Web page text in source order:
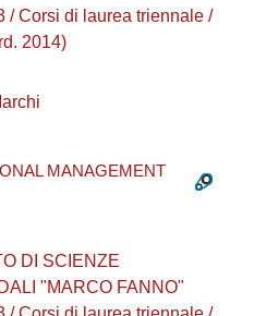
/ Corsi di laurea triennale /
2014)
MANAGEMENT
DI SCIENZE
"MARCO FANNO"